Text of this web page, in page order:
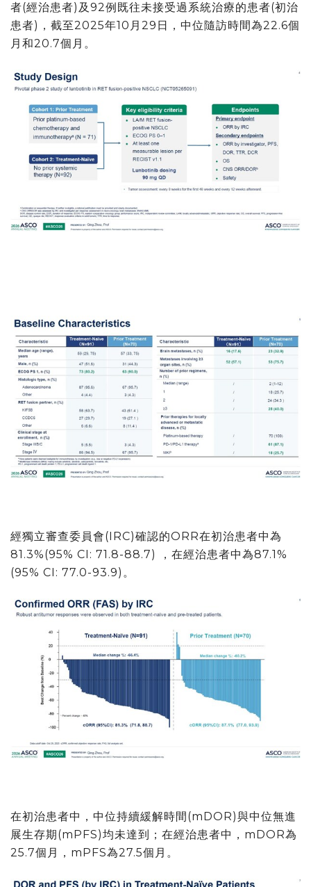
者(經治患者)及92例既往未接受過系統治療的患者(初治
患者)，截至2025年10月29日，中位隨訪時間為22.6個
月和20.7個月。
經獨立審查委員會(IRC)確認的ORR在初治患者中為
81.3%(95% CI: 71.8-88.7) ，在經治患者中為87.1%
(95% CI: 77.0-93.9)。
在初治患者中，中位持續緩解時間(mDOR)與中位無進
展生存期(mPFS)均未達到；在經治患者中，mDOR為
25.7個月，mPFS為27.5個月。